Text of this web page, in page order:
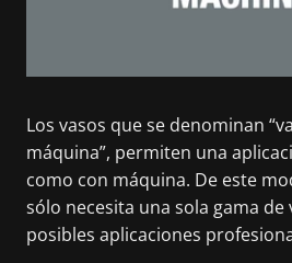
Los vasos que se denominan
máquina”, permiten una
como con máquina. De este
sólo necesita una sola gama de
posibles aplicaciones